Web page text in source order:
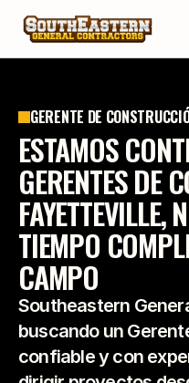
CONSTRUYE TU
GERENTE DE
ESTAMOS
GERENTES DE
FAYETTEVILLE,
TIEMPO
CAMPO
Southeastern
buscando un
confiable y con